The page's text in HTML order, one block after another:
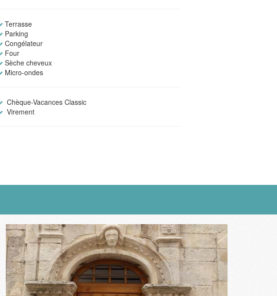
Terrasse
Parking
Congélateur
Four
Sèche cheveux
Micro-ondes
Chèque-Vacances Classic
Virement